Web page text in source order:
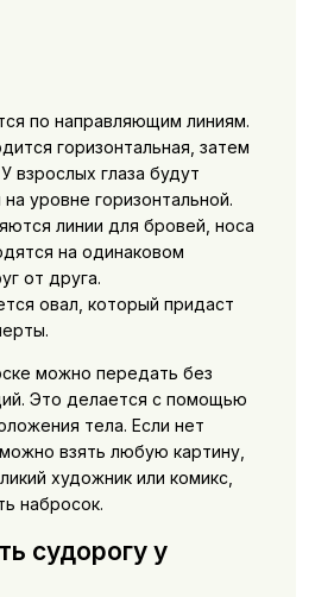
по направляющим линиям.
горизонтальная, затем
взрослых глаза будут
на уровне горизонтальной.
линии для бровей, носа
на одинаковом
от друга.
овал, который придаст
можно передать без
Это делается с помощью
тела. Если нет
взять любую картину,
художник или комикс,
набросок.
судорогу у